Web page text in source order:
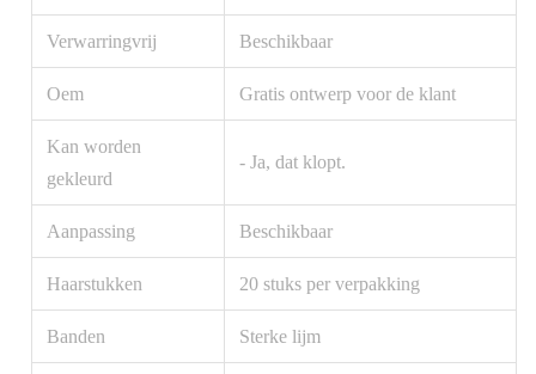
Verwarringvrij Beschikbaar
Oem Gratis ontwerp voor de klant
Kan worden
gekleurd
- Ja, dat klopt.
Aanpassing Beschikbaar
Haarstukken 20 stuks per verpakking
Banden Sterke lijm